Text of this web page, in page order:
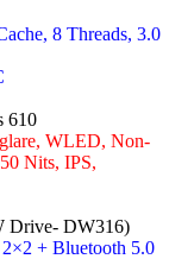
8 Threads, 3.0
610
WLED, Non-
Nits, IPS,
Drive- DW316)
+ Bluetooth 5.0